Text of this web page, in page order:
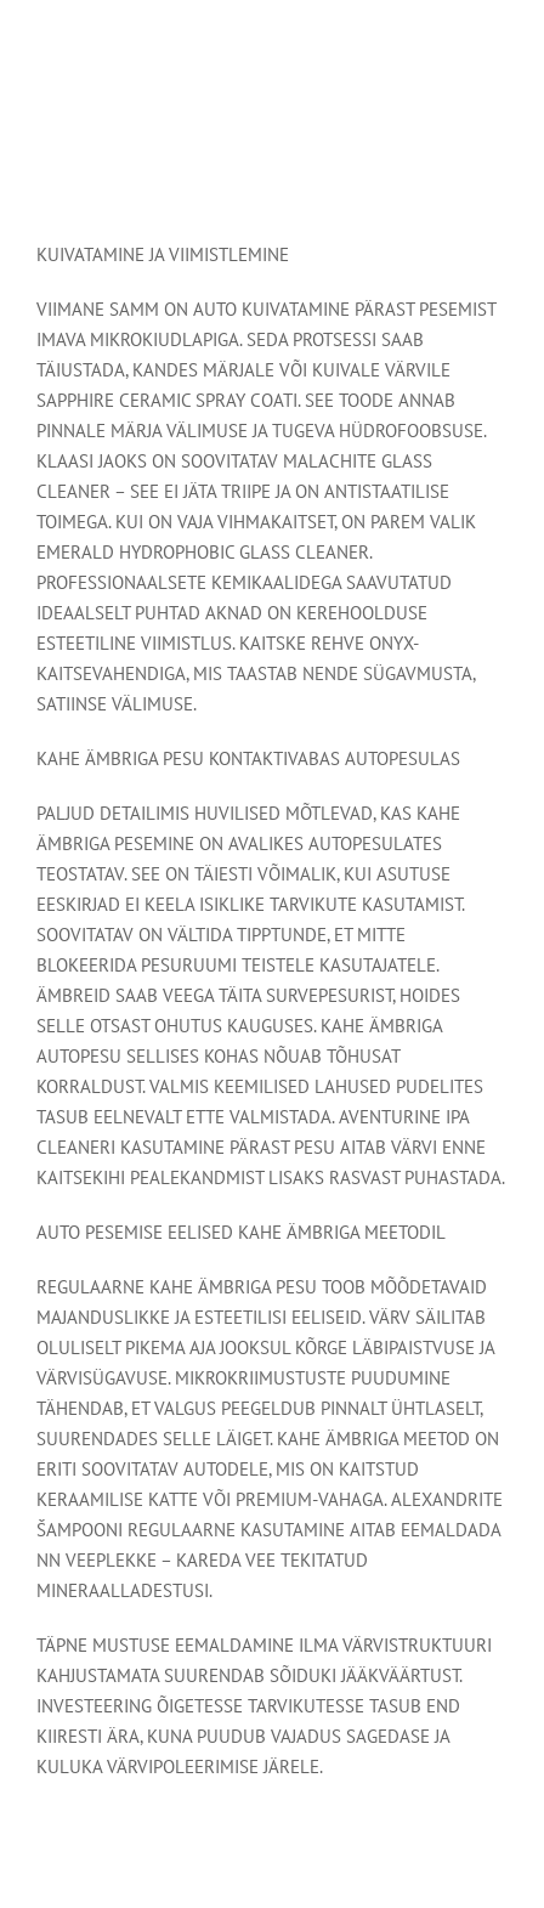
KUIVATAMINE JA VIIMISTLEMINE
VIIMANE SAMM ON AUTO KUIVATAMINE PÄRAST PESEMIST
IMAVA MIKROKIUDLAPIGA. SEDA PROTSESSI SAAB
TÄIUSTADA, KANDES MÄRJALE VÕI KUIVALE VÄRVILE
SAPPHIRE CERAMIC SPRAY COATI. SEE TOODE ANNAB
PINNALE MÄRJA VÄLIMUSE JA TUGEVA HÜDROFOOBSUSE.
KLAASI JAOKS ON SOOVITATAV MALACHITE GLASS
CLEANER – SEE EI JÄTA TRIIPE JA ON ANTISTAATILISE
TOIMEGA. KUI ON VAJA VIHMAKAITSET, ON PAREM VALIK
EMERALD HYDROPHOBIC GLASS CLEANER.
PROFESSIONAALSETE KEMIKAALIDEGA SAAVUTATUD
IDEAALSELT PUHTAD AKNAD ON KEREHOOLDUSE
ESTEETILINE VIIMISTLUS. KAITSKE REHVE ONYX-
KAITSEVAHENDIGA, MIS TAASTAB NENDE SÜGAVMUSTA,
SATIINSE VÄLIMUSE.
KAHE ÄMBRIGA PESU KONTAKTIVABAS AUTOPESULAS
PALJUD DETAILIMIS HUVILISED MÕTLEVAD, KAS KAHE
ÄMBRIGA PESEMINE ON AVALIKES AUTOPESULATES
TEOSTATAV. SEE ON TÄIESTI VÕIMALIK, KUI ASUTUSE
EESKIRJAD EI KEELA ISIKLIKE TARVIKUTE KASUTAMIST.
SOOVITATAV ON VÄLTIDA TIPPTUNDE, ET MITTE
BLOKEERIDA PESURUUMI TEISTELE KASUTAJATELE.
ÄMBREID SAAB VEEGA TÄITA SURVEPESURIST, HOIDES
SELLE OTSAST OHUTUS KAUGUSES. KAHE ÄMBRIGA
AUTOPESU SELLISES KOHAS NÕUAB TÕHUSAT
KORRALDUST. VALMIS KEEMILISED LAHUSED PUDELITES
TASUB EELNEVALT ETTE VALMISTADA. AVENTURINE IPA
CLEANERI KASUTAMINE PÄRAST PESU AITAB VÄRVI ENNE
KAITSEKIHI PEALEKANDMIST LISAKS RASVAST PUHASTADA.
AUTO PESEMISE EELISED KAHE ÄMBRIGA MEETODIL
REGULAARNE KAHE ÄMBRIGA PESU TOOB MÕÕDETAVAID
MAJANDUSLIKKE JA ESTEETILISI EELISEID. VÄRV SÄILITAB
OLULISELT PIKEMA AJA JOOKSUL KÕRGE LÄBIPAISTVUSE JA
VÄRVISÜGAVUSE. MIKROKRIIMUSTUSTE PUUDUMINE
TÄHENDAB, ET VALGUS PEEGELDUB PINNALT ÜHTLASELT,
SUURENDADES SELLE LÄIGET. KAHE ÄMBRIGA MEETOD ON
ERITI SOOVITATAV AUTODELE, MIS ON KAITSTUD
KERAAMILISE KATTE VÕI PREMIUM-VAHAGA. ALEXANDRITE
ŠAMPOONI REGULAARNE KASUTAMINE AITAB EEMALDADA
NN VEEPLEKKE – KAREDA VEE TEKITATUD
MINERAALLADESTUSI.
TÄPNE MUSTUSE EEMALDAMINE ILMA VÄRVISTRUKTUURI
KAHJUSTAMATA SUURENDAB SÕIDUKI JÄÄKVÄÄRTUST.
INVESTEERING ÕIGETESSE TARVIKUTESSE TASUB END
KIIRESTI ÄRA, KUNA PUUDUB VAJADUS SAGEDASE JA
KULUKA VÄRVIPOLEERIMISE JÄRELE.